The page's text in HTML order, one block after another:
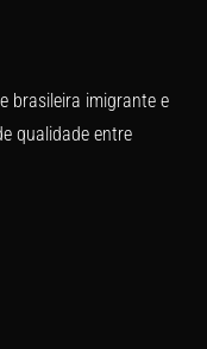
brasileira imigrante e
qualidade entre